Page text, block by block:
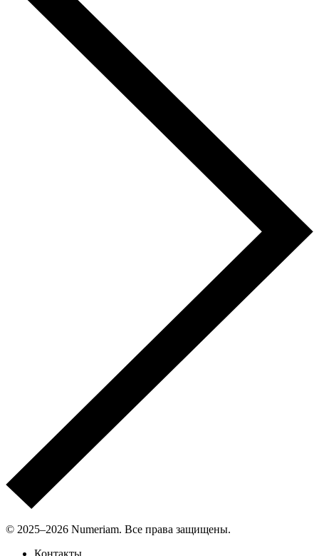
© 2025–2026 Numeriam. Все права защищены.